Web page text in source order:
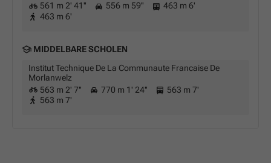
561 m 2' 41''
556 m 59''
463 m 6'
463 m 6'
MIDDELBARE SCHOLEN
Institut Technique De La Communaute Francaise De
Morlanwelz
563 m 2' 7''
770 m 1' 24''
563 m 7'
563 m 7'